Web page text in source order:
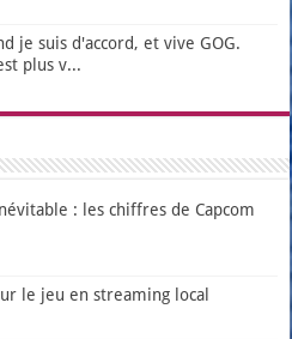
je suis d'accord, et vive GOG.
plus v...
: les chiffres de Capcom
le jeu en streaming local